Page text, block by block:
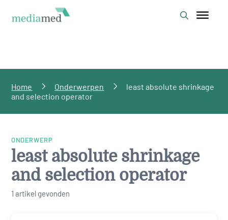
Home Onderwerpen
least absolute shrinkage
and selection operator
ONDERWERP
least absolute shrinkage
and selection operator
1 artikel gevonden